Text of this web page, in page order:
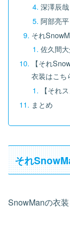
深澤辰哉
阿部亮平
それ
佐久間
【それ
衣装はこち
【それ
まとめ
それ
SnowManの衣装